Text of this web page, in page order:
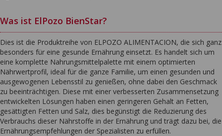
Was ist ElPozo BienStar?
Dies ist die Produktreihe von ELPOZO ALIMENTACION, die sich ganz
besonders für eine gesunde Ernährung einsetzt. Es handelt sich um
eine komplette Nahrungsmittelpalette mit einem optimierten
Nährwertprofil, ideal für die ganze Familie, um einen gesunden und
ausgewogenen Lebensstil zu genießen, ohne dabei den Geschmack
zu beeinträchtigen. Diese mit einer verbesserten Zusammensetzung
entwickelten Lösungen haben einen geringeren Gehalt an Fetten,
gesättigten Fetten und Salz, dies begünstigt die Reduzierung des
Verbrauchs dieser Nährstoffe in der Ernährung und trägt dazu bei, die
Ernährungsempfehlungen der Spezialisten zu erfüllen.